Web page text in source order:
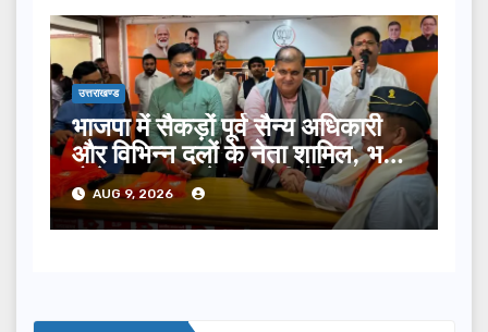
उत्तराखण्ड
भाजपा में सैकड़ों पूर्व सैन्य अधिकारी
और विभिन्न दलों के नेता शामिल, भट्ट
बोले- 2027 में जीत की हैट्रिक
लगाएगी पार्टी
AUG 9, 2026